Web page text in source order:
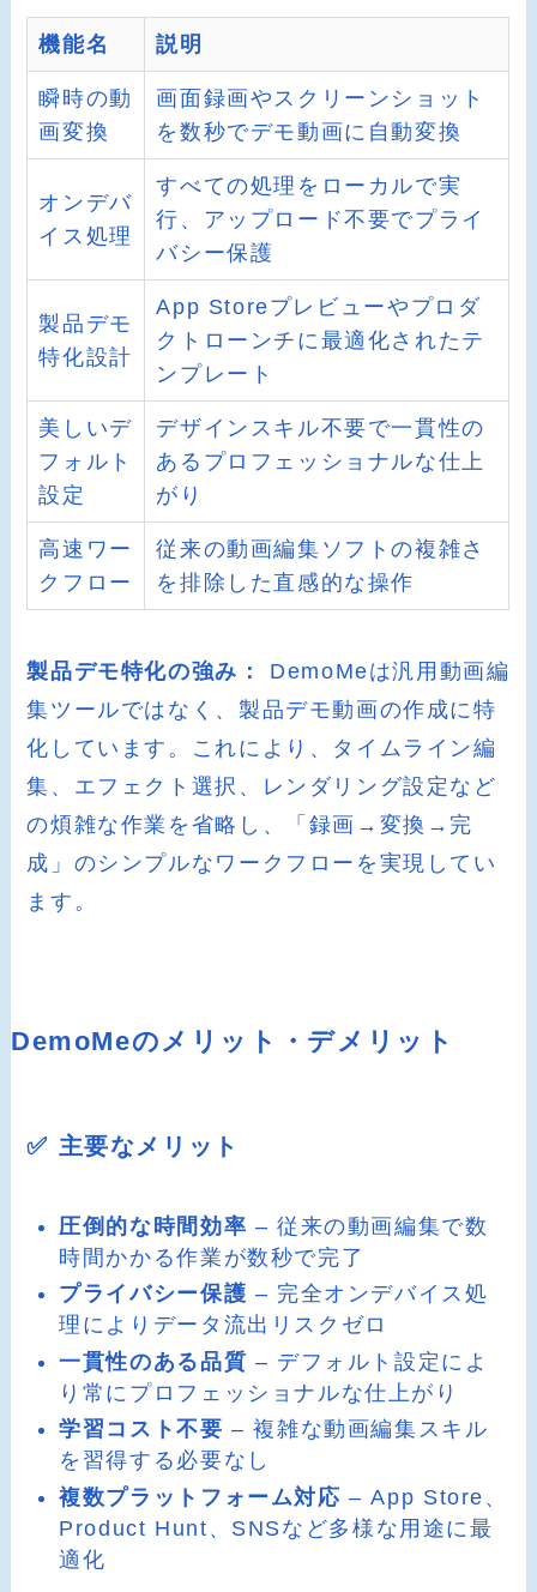
機能名 説明
瞬時の動
画変換
画面録画やスクリーンショット
を数秒でデモ動画に自動変換
オンデバ
イス処理
すべての処理をローカルで実
行、アップロード不要でプライ
バシー保護
製品デモ
特化設計
App Storeプレビューやプロダ
クトローンチに最適化されたテ
ンプレート
美しいデ
フォルト
設定
デザインスキル不要で一貫性の
あるプロフェッショナルな仕上
がり
高速ワー
クフロー
従来の動画編集ソフトの複雑さ
を排除した直感的な操作
製品デモ特化の強み：
DemoMeは汎用動画編
集ツールではなく、製品デモ動画の作成に特
化しています。これにより、タイムライン編
集、エフェクト選択、レンダリング設定など
の煩雑な作業を省略し、「録画→変換→完
成」のシンプルなワークフローを実現してい
ます。
DemoMeのメリット・デメリット
✅ 主要なメリット
圧倒的な時間効率 – 従来の動画編集で数
時間かかる作業が数秒で完了
プライバシー保護 – 完全オンデバイス処
理によりデータ流出リスクゼロ
一貫性のある品質 – デフォルト設定によ
り常にプロフェッショナルな仕上がり
学習コスト不要 – 複雑な動画編集スキル
を習得する必要なし
複数プラットフォーム対応 – App Store、
Product Hunt、SNSなど多様な用途に最
適化